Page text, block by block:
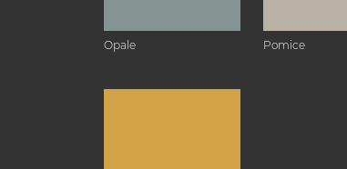
Opale Pomice